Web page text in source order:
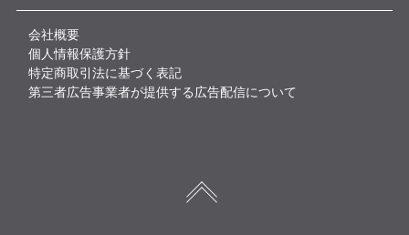
会社概要
個人情報保護方針
特定商取引法に基づく表記
第三者広告事業者が提供する広告配信について